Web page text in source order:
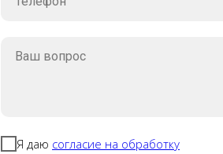
Ваш вопрос
Я даю согласие на обработку